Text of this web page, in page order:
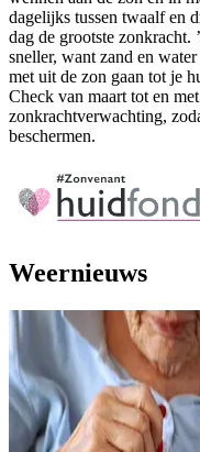
dagelijks tussen twaalf en
dag de grootste zonkracht.
sneller, want zand en
met uit de zon gaan tot je
Check van maart tot en
zonkrachtverwachting,
beschermen.
Weernieuws